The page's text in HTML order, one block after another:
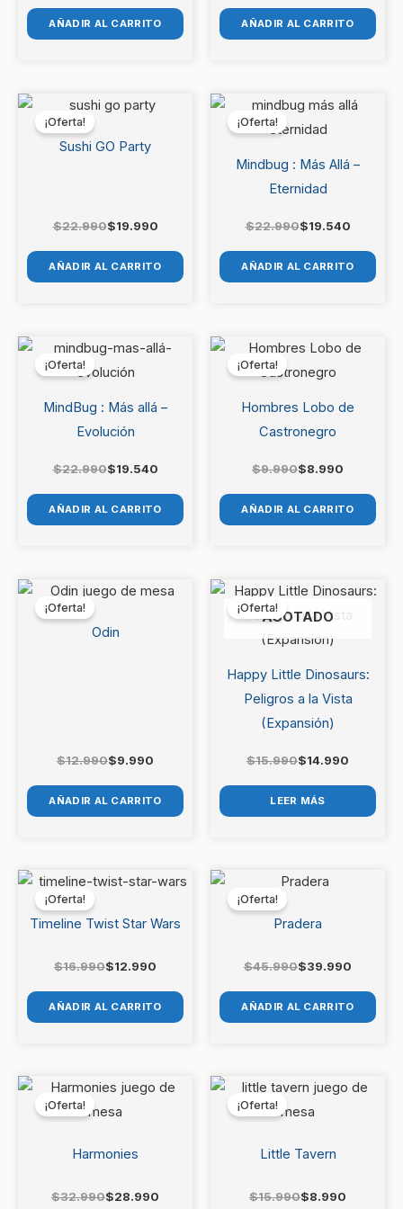
AÑADIR AL CARRITO AÑADIR AL CARRITO
¡Oferta!
Sushi GO Party
$22.990
El
precio
era:
$19.990
El
precio
es:
AÑADIR AL CARRITO
¡Oferta!
Mindbug : Más Allá –
Eternidad
$22.990
El
precio
original
$22.990.
$19.540
El
precio
actual
$19.540.
AÑADIR AL CARRITO
¡Oferta!
MindBug : Más allá –
Evolución
$22.990
El
precio
original
$22.990.
$19.540
El
precio
actual
$19.540.
AÑADIR AL CARRITO
¡Oferta!
Hombres Lobo de
Castronegro
$9.990
El
precio
original
$9.990.
$8.990
El
precio
actual
$8.990.
AÑADIR AL CARRITO
¡Oferta!
Odin
$12.990
El
precio
era:
$9.990
El
precio
es:
AÑADIR AL CARRITO
AGOTADO
¡Oferta!
Happy Little Dinosaurs:
Peligros a la Vista
(Expansión)
$15.990
El
precio
original
$15.990.
$14.990
El
precio
actual
$14.990.
LEER MÁS
¡Oferta!
Timeline Twist Star Wars
$16.990
El
era:
$12.990
El
es:
AÑADIR AL CARRITO
¡Oferta!
Pradera
$45.990
El
era:
$39.990
El
es:
AÑADIR AL CARRITO
¡Oferta!
Harmonies
$32.990
El
precio
original
$28.990
El
precio
actual
¡Oferta!
Little Tavern
$15.990
El
precio
original
$8.990
El
precio
actual